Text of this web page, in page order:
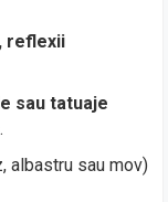
reflexii
sau tatuaje
albastru sau mov)